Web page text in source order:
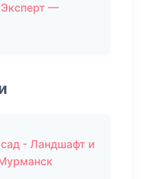
—
- Ландшафт и